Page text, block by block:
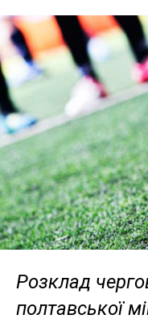
Розклад
полтавської